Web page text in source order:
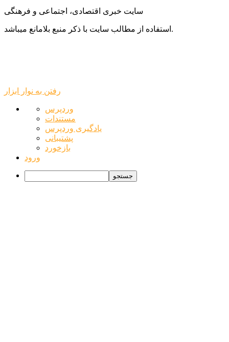
سایت خبری اقتصادی، اجتماعی و فرهنگی
استفاده از مطالب سایت با ذکر منبع بلامانع میباشد.
رفتن به نوار ابزار
درباره
وردپرس
وردپرس
مستندات
یادگیری وردپرس
پشتیبانی
بازخورد
ورود
جستجو